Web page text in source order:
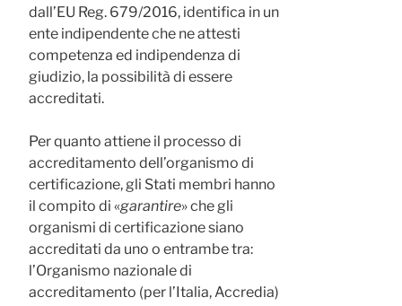
dall’EU Reg. 679/2016, identifica in un
ente indipendente che ne attesti
competenza ed indipendenza di
giudizio, la possibilità di essere
accreditati.
Per quanto attiene il processo di
accreditamento dell’organismo di
certificazione, gli Stati membri hanno
il compito di «garantire» che gli
organismi di certificazione siano
accreditati da uno o entrambe tra:
l’Organismo nazionale di
accreditamento (per l’Italia, Accredia)